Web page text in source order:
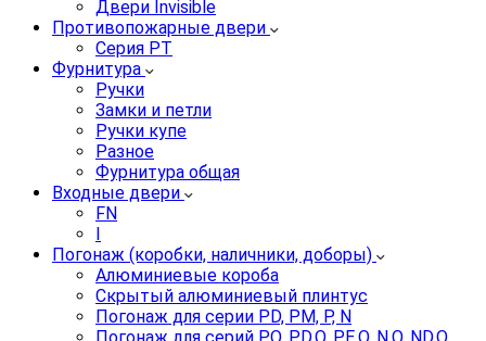
Двери Invisible
Противопожарные двери
Серия PT
Фурнитура
Ручки
Замки и петли
Ручки купе
Разное
Фурнитура общая
Входные двери
FN
I
Погонаж (коробки, наличники, доборы)
Алюминиевые короба
Скрытый алюминиевый плинтус
Погонаж для серии PD, PM, P, N
Погонаж для серий P.O, PD.O, PE.O, N.O, ND.O,